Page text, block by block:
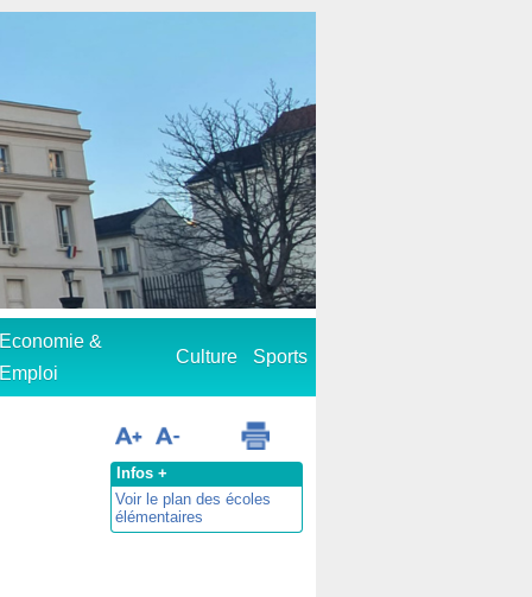
Economie &
Emploi
Culture Sports
Infos +
Voir le plan des écoles
élémentaires